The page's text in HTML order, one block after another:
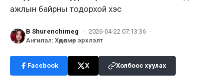
ажлын байрны тодорхой хэс
B Shurenchimeg · 2026-04-22 07:13:36 ·
Ангилал: Хөдөлмөр эрхлэлт
Facebook X Холбоос хуулах